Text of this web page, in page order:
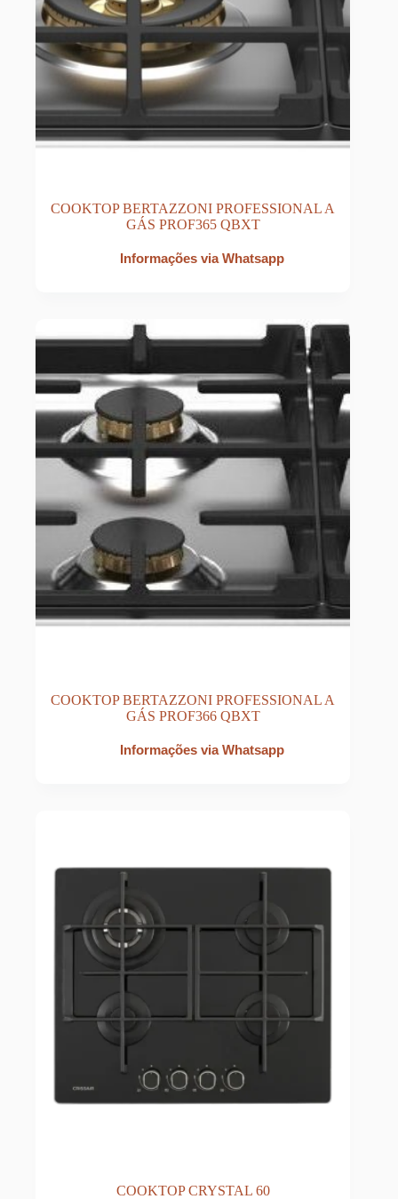
COOKTOP BERTAZZONI PROFESSIONAL A
GÁS PROF365 QBXT
Informações via Whatsapp
COOKTOP BERTAZZONI PROFESSIONAL A
GÁS PROF366 QBXT
Informações via Whatsapp
COOKTOP CRYSTAL 60